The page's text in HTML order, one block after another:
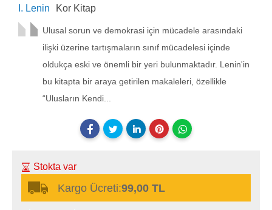
I. Lenin Kor Kitap
Ulusal sorun ve demokrasi için mücadele arasındaki
ilişki üzerine tartışmaların sınıf mücadelesi içinde
oldukça eski ve önemli bir yeri bulunmaktadır. Lenin'in
bu kitapta bir araya getirilen makaleleri, özellikle
“Ulusların Kendi...
Stokta var
Kargo Ücreti:99,00 TL